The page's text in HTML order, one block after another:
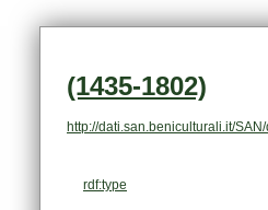
(1435-1802)
http://dati.san.beniculturali.it/
rdf:type